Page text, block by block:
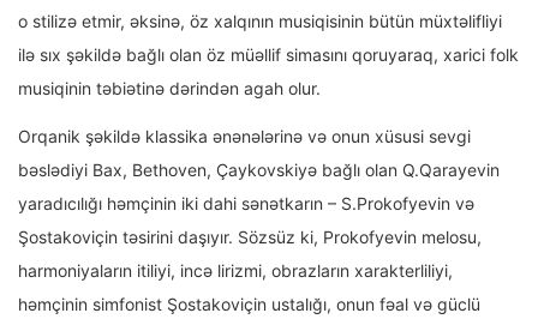
o stilizə etmir, əksinə, öz xalqının musiqisinin bütün müxtəlifliyi
ilə sıx şəkildə bağlı olan öz müəllif simasını qoruyaraq, xarici folk
musiqinin təbiətinə dərindən agah olur.
Orqanik şəkildə klassika ənənələrinə və onun xüsusi sevgi
bəslədiyi Bax, Bethoven, Çaykovskiyə bağlı olan Q.Qarayevin
yaradıcılığı həmçinin iki dahi sənətkarın – S.Prokofyevin və
Şostakoviçin təsirini daşıyır. Sözsüz ki, Prokofyevin melosu,
harmoniyaların itiliyi, incə lirizmi, obrazların xarakterliliyi,
həmçinin simfonist Şostakoviçin ustalığı, onun fəal və güclü